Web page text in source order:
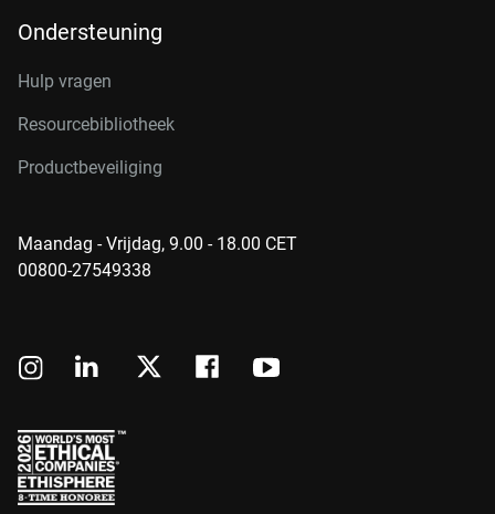
Ondersteuning
Hulp vragen
Resourcebibliotheek
Productbeveiliging
Maandag - Vrijdag, 9.00 - 18.00 CET
00800-27549338